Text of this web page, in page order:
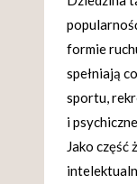
formie
spełniają
sportu,
i
Jako część